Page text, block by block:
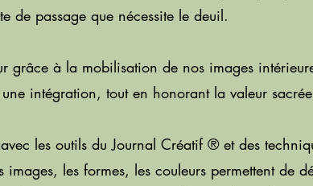
de passage que nécessite le deuil.
grâce à la mobilisation de nos images
intégration, tout en honorant la valeur
les outils du Journal Créatif ®et des
les formes, les couleurs permettent de